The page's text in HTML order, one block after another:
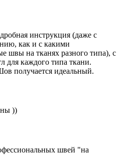
инструкция (даже с
как и с какими
швы на тканях разного типа), с
для каждого типа ткани.
получается идеальный.
))
швей "на